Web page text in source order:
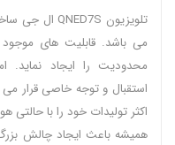
می باشد. قابلیت های موجود
محدودیت را ایجاد نماید.
استقبال و توجه خاصی قرار
اکثر تولیدات خود را با
همیشه باعث ایجاد چالش